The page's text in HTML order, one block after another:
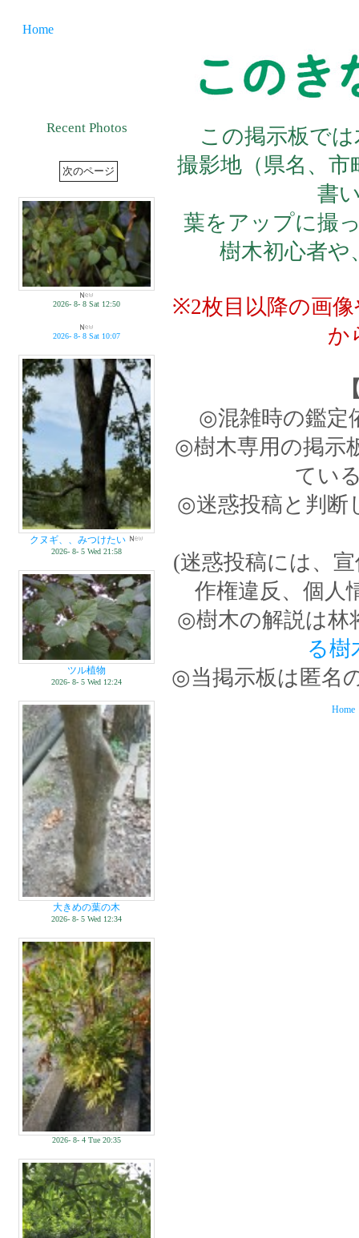
Home
Recent Photos
2026- 8- 8 Sat 12:50
2026- 8- 8 Sat 10:07
クヌギ、、みつけたい
2026- 8- 5 Wed 21:58
ツル植物
2026- 8- 5 Wed 12:24
大きめの葉の木
2026- 8- 5 Wed 12:34
2026- 8- 4 Tue 20:35
この掲示板で
撮影地（県名、
書
葉をアップに撮
樹木初心者や
※2枚目以降の画
か
◎混雑時の鑑定
◎樹木専用の掲示
てい
◎迷惑投稿と判断
(迷惑投稿には、
作権違反、個人
◎樹木の解説は林
る樹
◎当掲示板は匿名
Home